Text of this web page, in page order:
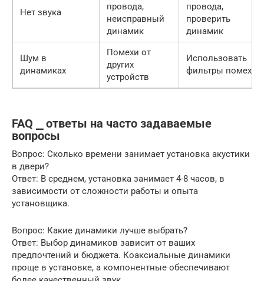
Нет звука
провода,
неисправный
динамик
провода,
проверить
динамик
Шум в
динамиках
Помехи от
других
устройств
Использовать
фильтры помех
FAQ ⎯ ответы на часто задаваемые
вопросы
Вопрос: Сколько времени занимает установка акустики
в двери?
Ответ: В среднем, установка занимает 4-8 часов, в
зависимости от сложности работы и опыта
установщика.
Вопрос: Какие динамики лучше выбрать?
Ответ: Выбор динамиков зависит от ваших
предпочтений и бюджета. Коаксиальные динамики
проще в установке, а компонентные обеспечивают